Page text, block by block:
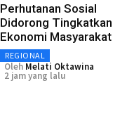
Perhutanan Sosial
Didorong Tingkatkan
Ekonomi Masyarakat
REGIONAL
Oleh Melati Oktawina
2 jam yang lalu